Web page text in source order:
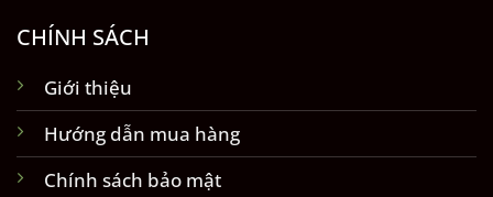
CHÍNH SÁCH
Giới thiệu
Hướng dẫn mua hàng
Chính sách bảo mật